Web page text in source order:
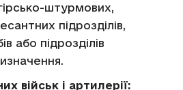
штурмових,
підрозділів,
або підрозділів
військ і артилерії: